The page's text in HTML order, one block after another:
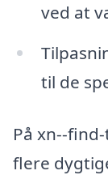
ved at
til de
På xn--
flere